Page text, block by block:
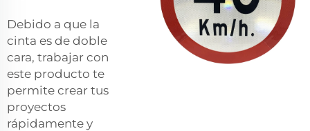
Debido a que la
cinta es de doble
cara, trabajar con
este producto te
permite crear tus
proyectos
rápidamente y